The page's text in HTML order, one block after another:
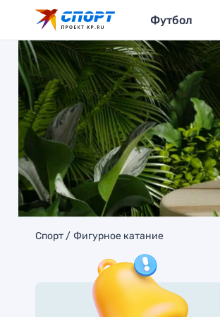
Футбол
Спорт Фигурное катание